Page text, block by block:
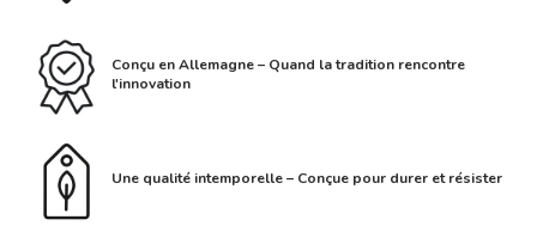
Conçu en Allemagne – Quand la tradition rencontre
l'innovation
Une qualité intemporelle – Conçue pour durer et résister